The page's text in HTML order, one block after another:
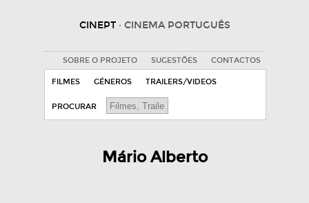
CINEPT · CINEMA PORTUGUÊS
SOBRE O PROJETO SUGESTÕES CONTACTOS
FILMES GÉNEROS TRAILERS/VIDEOS
PROCURAR
Mário Alberto